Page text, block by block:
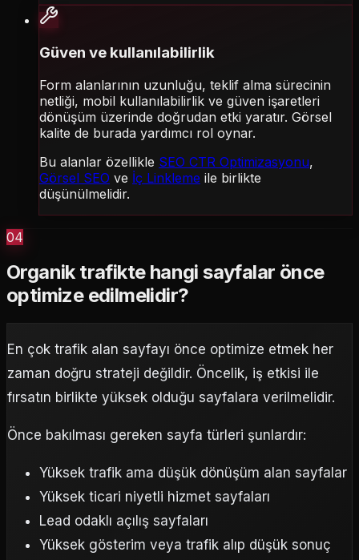
Güven ve kullanılabilirlik
Form alanlarının uzunluğu, teklif alma sürecinin
netliği, mobil kullanılabilirlik ve güven işaretleri
dönüşüm üzerinde doğrudan etki yaratır. Görsel
kalite de burada yardımcı rol oynar.
Bu alanlar özellikle SEO CTR Optimizasyonu,
Görsel SEO ve İç Linkleme ile birlikte
düşünülmelidir.
04
Organik trafikte hangi sayfalar önce
optimize edilmelidir?
En çok trafik alan sayfayı önce optimize etmek her
zaman doğru strateji değildir. Öncelik, iş etkisi ile
fırsatın birlikte yüksek olduğu sayfalara verilmelidir.
Önce bakılması gereken sayfa türleri şunlardır:
Yüksek trafik ama düşük dönüşüm alan sayfalar
Yüksek ticari niyetli hizmet sayfaları
Lead odaklı açılış sayfaları
Yüksek gösterim veya trafik alıp düşük sonuç